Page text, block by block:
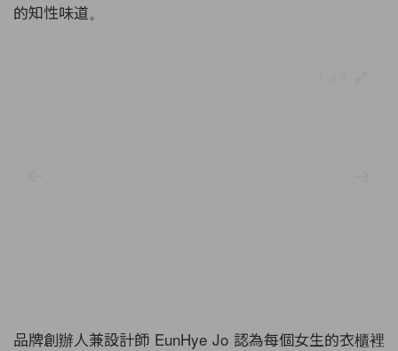
的知性味道。
品牌創辦人兼設計師 EunHye Jo 認為每個女生的衣櫃裡